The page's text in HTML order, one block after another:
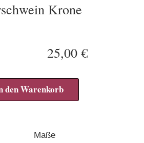
25,00 €
Maße
den Warenkorb
Krone